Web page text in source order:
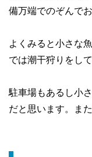
備万端でのぞんで
よくみると小さな
では潮干狩りをし
駐車場もあるし小
だと思います。ま